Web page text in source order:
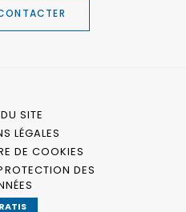
SITE
LÉGALES
DE COOKIES
DES